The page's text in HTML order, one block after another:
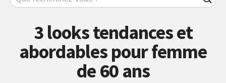
3 looks tendances et
abordables pour femme
de 60 ans